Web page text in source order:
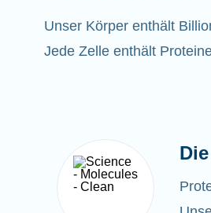
Unser Körper enthält
Jede Zelle enthält